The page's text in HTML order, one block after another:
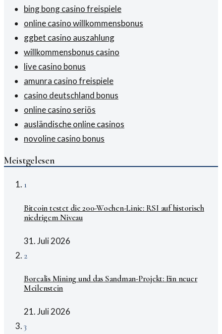
bing bong casino freispiele
online casino willkommensbonus
ggbet casino auszahlung
willkommensbonus casino
live casino bonus
amunra casino freispiele
casino deutschland bonus
online casino seriös
ausländische online casinos
novoline casino bonus
Meistgelesen
1
Bitcoin testet die 200-Wochen-Linie: RSI auf historisch
niedrigem Niveau
31. Juli 2026
2
Borealis Mining und das Sandman-Projekt: Ein neuer
Meilenstein
21. Juli 2026
3